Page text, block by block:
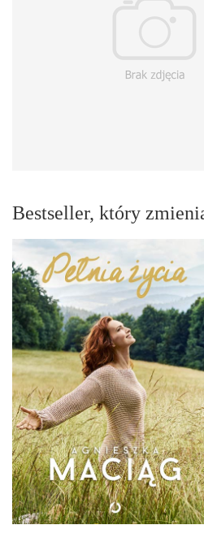
Bestseller, który